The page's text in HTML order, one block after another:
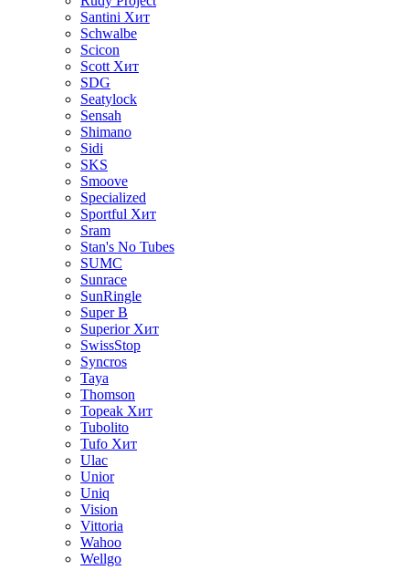
Santini Хит
Schwalbe
Scicon
Scott Хит
SDG
Seatylock
Sensah
Shimano
Sidi
SKS
Smoove
Specialized
Sportful Хит
Sram
Stan's No Tubes
SUMC
Sunrace
SunRingle
Super B
Superior Хит
SwissStop
Syncros
Taya
Thomson
Topeak Хит
Tubolito
Tufo Хит
Ulac
Unior
Uniq
Vision
Vittoria
Wahoo
Wellgo